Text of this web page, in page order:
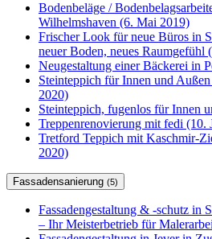
Bodenbeläge /
Wilhelmshaven (6. Mai 2019)
Frischer Look für neue Büros in
neuer Boden, neues Raumgefühl
Neugestaltung einer Bäckerei in
Steinteppich für Innen und
2020)
Steinteppich, fugenlos für Innen
Treppenrenovierung mit fedi (10.
Tretford Teppich mit Kaschmir-
2020)
Fassadensanierung (5)
Fassadengestaltung & -schutz in
– Ihr Meisterbetrieb für